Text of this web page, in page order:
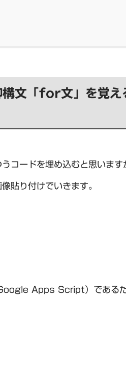
構文「for文」を覚え
コードを埋め込むと思います
貼り付けでいきます。
Apps Script）である